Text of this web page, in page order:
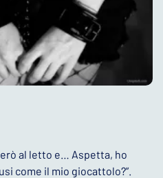
al letto e… Aspetta, ho
come il mio giocattolo?”.